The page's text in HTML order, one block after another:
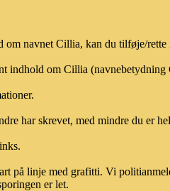
om navnet Cillia, kan du tilføje/rette
indhold om Cillia
har skrevet, med mindre du er
på linje med grafitti. Vi
er let.